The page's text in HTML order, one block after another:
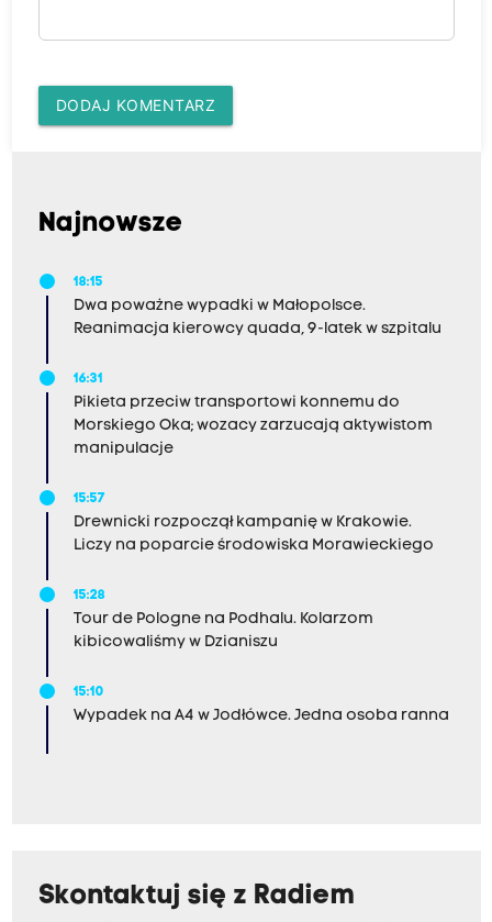
DODAJ KOMENTARZ
Najnowsze
18:15
Dwa poważne wypadki w Małopolsce.
Reanimacja kierowcy quada, 9-latek w szpitalu
16:31
Pikieta przeciw transportowi konnemu do
Morskiego Oka; wozacy zarzucają aktywistom
manipulacje
15:57
Drewnicki rozpoczął kampanię w Krakowie.
Liczy na poparcie środowiska Morawieckiego
15:28
Tour de Pologne na Podhalu. Kolarzom
kibicowaliśmy w Dzianiszu
15:10
Wypadek na A4 w Jodłówce. Jedna osoba ranna
Skontaktuj się z Radiem